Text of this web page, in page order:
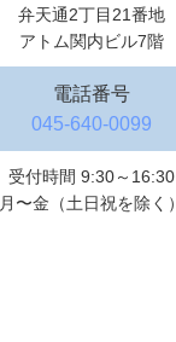
弁天通2丁目21番地
アトム関内ビル7階
電話番号
045-640-0099
受付時間 9:30～16:30
月〜金（土日祝を除く）